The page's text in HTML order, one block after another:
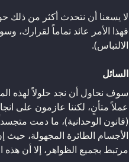
لا يسعنا أن نتحدث أكثر من ذلك
فهذا الأمر عائد تماماً
الالتباس).
السائل
سوف نحاول أن نجد حلولاً لهذه
عملاً متأنٍ، لكننا عازمون على
(قانون الوحدانية)، ما دمت
الأجسام الطائرة المجهولة، حيث
مرتبط بجميع الظواهر، إلا أن هذه